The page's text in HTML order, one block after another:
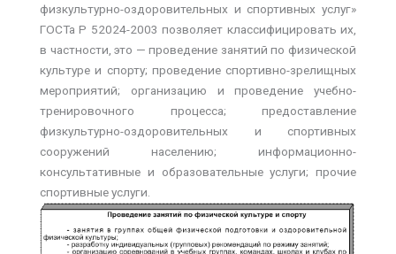
физкультурно-оздоровительных и спортивных услуг»
ГОСТа Р 52024-2003 позволяет классифицировать их,
в частности, это — проведение занятий по физической
культуре и спорту; проведение спортивно-зрелищных
мероприятий; организацию и проведение учебно-
тренировочного процесса; предоставление
физкультурно-оздоровительных и спортивных
сооружений населению; информационно-
консультативные и образовательные услуги; прочие
спортивные услуги.